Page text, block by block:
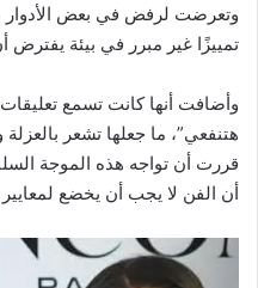
وتعرضت لرفض في بعض الأدوار
تمييزًا غير مبرر في بيئة يفترض
وأضافت أنها كانت تسمع
هتنفعي”، ما جعلها تشعر
قررت أن تواجه هذه الموجة
أن الفن لا يجب أن يخضع